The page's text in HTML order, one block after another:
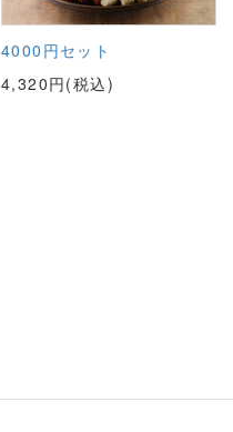
4000円セット
4,320円(税込)